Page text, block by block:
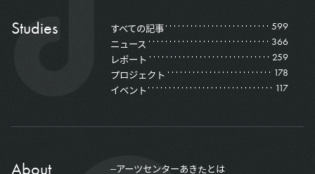
Studies すべての記事 599
ニュース 366
レポート 259
プロジェクト 178
イベント 117
About
アーツセンターあきたとは